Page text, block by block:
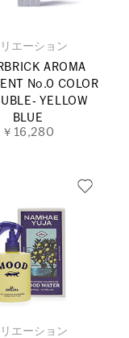
エーション
AROMA
No.0 COLOR
YELLOW
BLUE
￥16,280
エーション